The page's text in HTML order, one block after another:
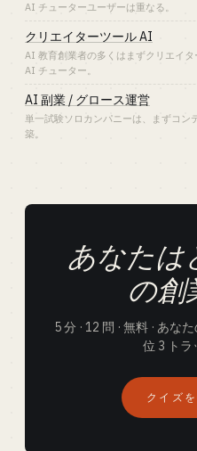
AI チューターユーザーは重なる。
クリエイターツール AI
AI 教育創業者の多くはまずクリエイ
AI チューター。
AI 副業 / グロース運営
単一試験ソロカンパニーは、まずコン
築。
あなたは
の創
5 分 · 12 問 · 無料 · あな
位 3 トラ
クイズ